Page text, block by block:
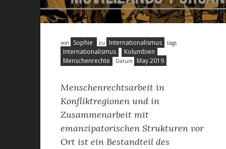
von Sophie zu Internationalismus tags
Internationalismus
Kolumbien
Menschenrechte
Datum May 2019
Menschenrechtsarbeit in
Konfliktregionen und in
Zusammenarbeit mit
emanzipatorischen Strukturen vor
Ort ist ein Bestandteil des